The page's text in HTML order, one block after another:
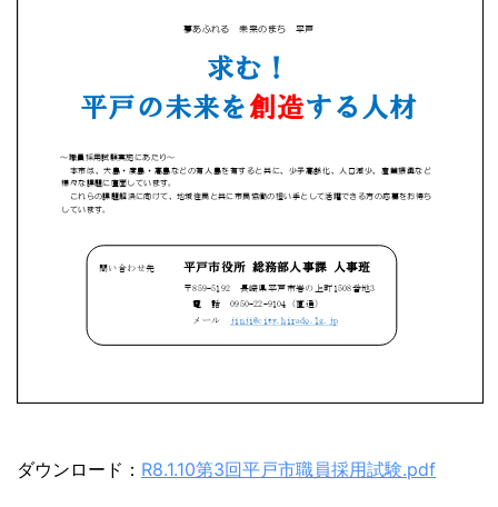
ダウンロード： R8.1.10第3回平戸市職員採用試験.pdf